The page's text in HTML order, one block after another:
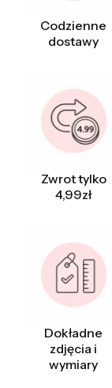
Codzienne
dostawy
Zwrot tylko
4,99zł
Dokładne
zdjęcia i
wymiary